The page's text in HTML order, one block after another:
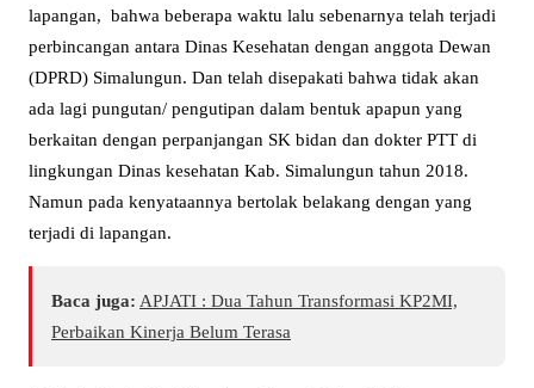
lapangan, bahwa beberapa waktu lalu sebenarnya telah terjadi
perbincangan antara Dinas Kesehatan dengan anggota Dewan
(DPRD) Simalungun. Dan telah disepakati bahwa tidak akan
ada lagi pungutan/ pengutipan dalam bentuk apapun yang
berkaitan dengan perpanjangan SK bidan dan dokter PTT di
lingkungan Dinas kesehatan Kab. Simalungun tahun 2018.
Namun pada kenyataannya bertolak belakang dengan yang
terjadi di lapangan.
Baca juga: APJATI : Dua Tahun Transformasi KP2MI,
Perbaikan Kinerja Belum Terasa